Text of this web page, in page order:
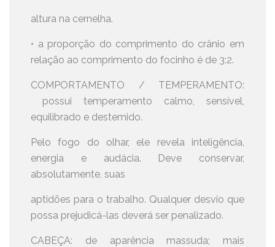
altura na cernelha.
• a proporção do comprimento do crânio em
relação ao comprimento do focinho é de 3:2.
COMPORTAMENTO / TEMPERAMENTO:
possui temperamento calmo, sensível,
equilibrado e destemido.
Pelo fogo do olhar, ele revela inteligência,
energia e audácia. Deve conservar,
absolutamente, suas
aptidões para o trabalho. Qualquer desvio que
possa prejudicá-las deverá ser penalizado.
CABEÇA: de aparência massuda; mais